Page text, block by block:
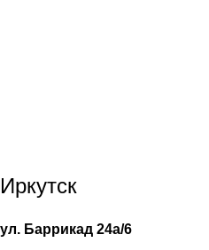
Иркутск
ул. Баррикад 24а/6